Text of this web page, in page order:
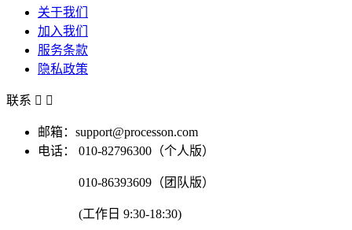
关于我们
加入我们
服务条款
隐私政策
联系  
邮箱：support@processon.com
电话：
010-82796300（个人版）
010-86393609（团队版）
(工作日 9:30-18:30)